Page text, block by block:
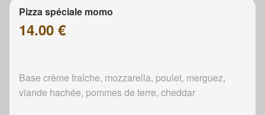
Pizza spéciale momo
14.00 €
Base crème fraîche, mozzarella, poulet, merguez,
viande hachée, pommes de terre, cheddar